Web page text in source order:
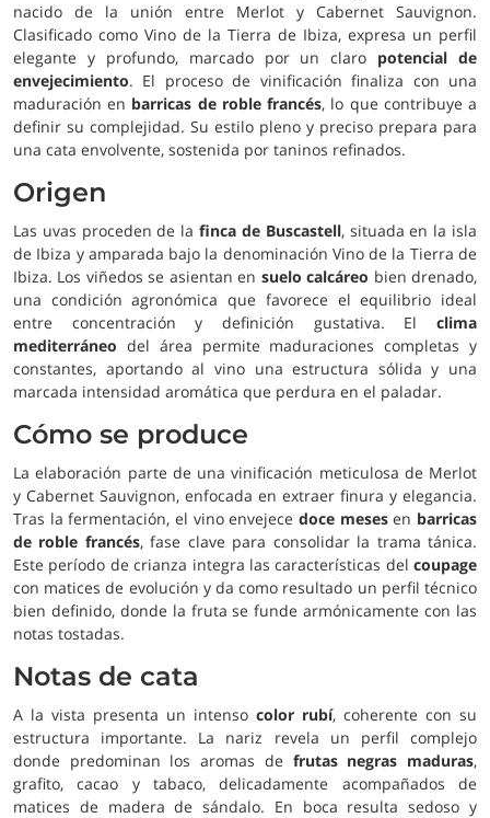
nacido de la unión entre Merlot y Cabernet Sauvignon.
Clasificado como Vino de la Tierra de Ibiza, expresa un perfil
elegante y profundo, marcado por un claro potencial de
envejecimiento. El proceso de vinificación finaliza con una
maduración en barricas de roble francés, lo que contribuye a
definir su complejidad. Su estilo pleno y preciso prepara para
una cata envolvente, sostenida por taninos refinados.
Origen
Las uvas proceden de lafinca de Buscastell, situada en la isla
de Ibiza y amparada bajo la denominación Vino de la Tierra de
Ibiza. Los viñedos se asientan en suelo calcáreo bien drenado,
una condición agronómica que favorece el equilibrio ideal
entre concentración y definición gustativa. El clima
mediterráneo del área permite maduraciones completas y
constantes, aportando al vino una estructura sólida y una
marcada intensidad aromática que perdura en el paladar.
Cómo se produce
La elaboración parte de una vinificación meticulosa de Merlot
y Cabernet Sauvignon, enfocada en extraer finura y elegancia.
Tras la fermentación, el vino envejece doce mesesen barricas
de roble francés, fase clave para consolidar la trama tánica.
Este período de crianza integra las características del coupage
con matices de evolución y da como resultado un perfil técnico
bien definido, donde la fruta se funde armónicamente con las
notas tostadas.
Notas de cata
A la vista presenta un intenso color rubí, coherente con su
estructura importante. La nariz revela un perfil complejo
donde predominan los aromas de frutas negras maduras,
grafito, cacao y tabaco, delicadamente acompañados de
matices de madera de sándalo. En boca resulta sedoso y